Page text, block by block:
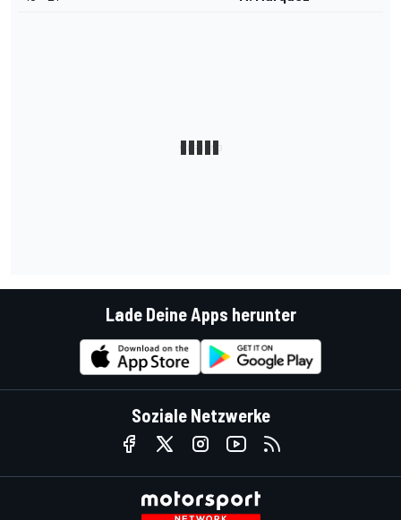
Lade Deine Apps herunter
Soziale Netzwerke